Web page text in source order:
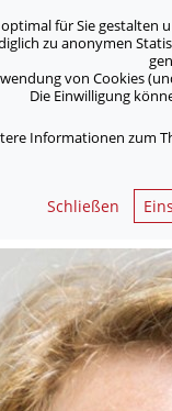
für Sie
zu anonymen
von Cookies
Die Einwilligung
Informationen zum
Schließen